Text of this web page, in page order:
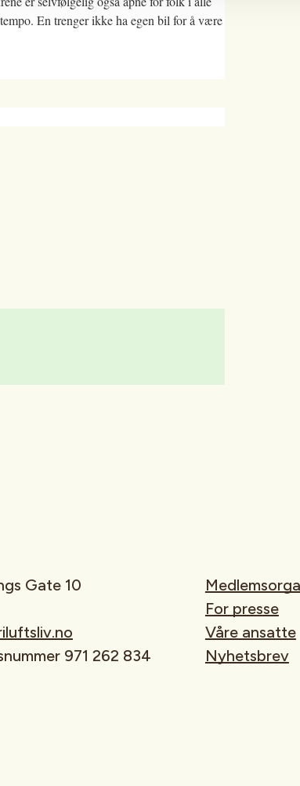
En trenger ikke ha egen bil for å være
Gate 10
971 262 834
For presse
Våre ansatte
Nyhetsbrev